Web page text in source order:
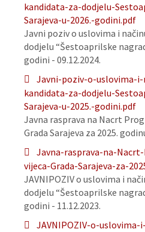
kandidata-za-dodjelu-
Sarajeva-u-2026.-godini.pdf
Javni poziv o uslovima i
dodjelu “Šestoaprilske
godini - 09.12.2024.
Javni-poziv-o-uslovima-
kandidata-za-dodjelu-
Sarajeva-u-2025.-godini.pdf
Javna rasprava na Nacrt
Grada Sarajeva za 2025.
Javna-rasprava-na-
vijeca-Grada-Sarajeva-za-
JAVNIPOZIV o uslovima i
dodjelu “Šestoaprilske
godini - 11.12.2023.
JAVNIPOZIV-o-